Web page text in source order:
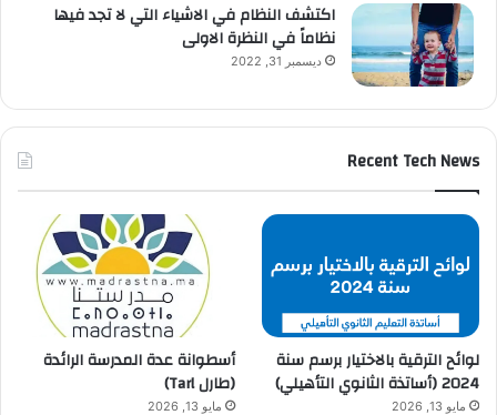
اكتشف النظام في الاشياء التي لا تجد فيها
نظاماً في النظرة الاولى
ديسمبر 31, 2022
Recent Tech News
لوائح الترقية بالاختيار برسم سنة
2024 (أساتذة الثانوي التأهيلي)
مايو 13, 2026
أسطوانة عدة المدرسة الرائدة
(طارل Tarl)
مايو 13, 2026